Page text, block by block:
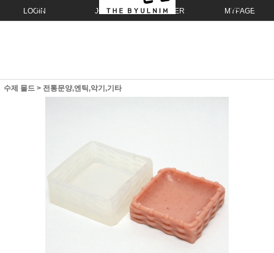
LOGIN JOIN ORDER MYPAGE
수제 몰드 > 전통문양,엔틱,악기,기타